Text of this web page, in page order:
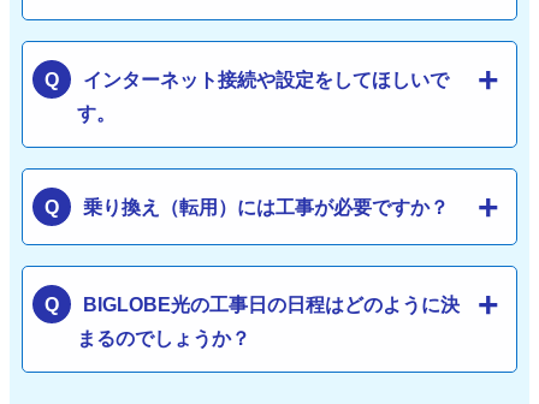
インターネット接続や設定をしてほしいで
す。
乗り換え（転用）には工事が必要ですか？
BIGLOBE光の工事日の日程はどのように決
まるのでしょうか？